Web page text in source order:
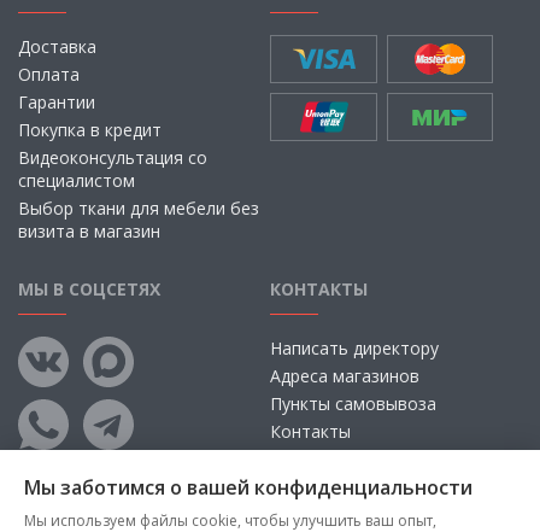
Доставка
Оплата
Гарантии
Покупка в кредит
Видеоконсультация со
специалистом
Выбор ткани для мебели без
визита в магазин
МЫ В СОЦСЕТЯХ КОНТАКТЫ
Написать директору
Адреса магазинов
Пункты самовывоза
Контакты
Мы заботимся о вашей конфиденциальности
Мы используем файлы cookie, чтобы улучшить ваш опыт,